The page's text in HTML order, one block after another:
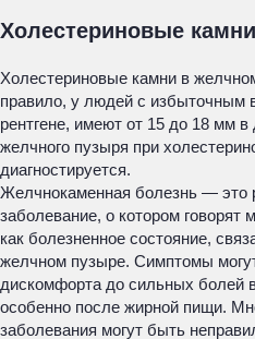
Холестериновые камни
Холестериновые камни в
правило, у людей с избыточным
рентгене, имеют от 15 до 18 мм
желчного пузыря при
диагностируется.
Желчнокаменная болезнь — это
заболевание, о котором говорят
как болезненное состояние,
желчном пузыре. Симптомы
дискомфорта до сильных болей
особенно после жирной пищи.
заболевания могут быть